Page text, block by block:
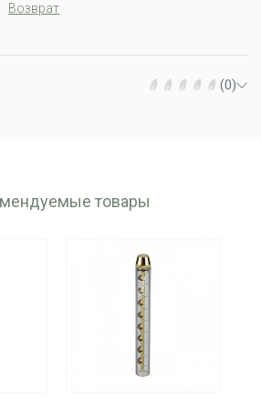
Возврат
(0)
товары